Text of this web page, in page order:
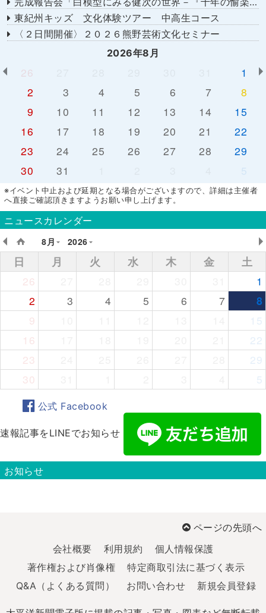
東紀州キッズ 文化体験ツアー 中高生コース
〈２日間開催〉２０２６熊野芸術文化セミナー
2026年8月
26
1
2
3 4 5 6 7
8
9
10 11 12 13 14
15
16
17 18 19 20 21
22
23
24 25 26 27 28
29
30
31 5
※イベント中止および延期となる場合がございますので、詳細は主催者
へ直接ご確認頂きますようお願い申し上げます。
ニュースカレンダー
8月
2026
日 月 火 水 木 金
土
26
1
2
3 4 5 6 7
8
9
15
16
22
23
29
30
5
公式 Facebook
速報記事をLINEでお知らせ
お知らせ
ページの先頭へ
会社概要
利用規約
個人情報保護
著作権および肖像権
特定商取引法に基づく表示
Q&A（よくある質問）
お問い合わせ 新規会員登録